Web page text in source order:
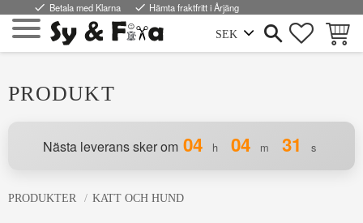
Meny
done Betala med Klarna done Hämta fraktfritt i Årjäng
PRODUKT
Nästa leverans sker om 04 h 04 m 30 s
PRODUKTER KATT OCH HUND